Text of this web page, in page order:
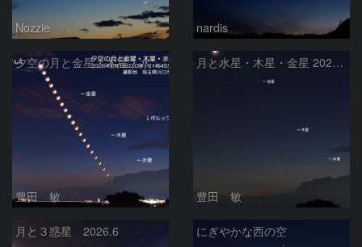
Nozzie nardis
夕空の月と金星・木星・水星の接近 2026/6/18
豊田 敏
月と水星・木星・金星 2026/6/18
豊田 敏
月と３惑星 2026.6 にぎやかな西の空